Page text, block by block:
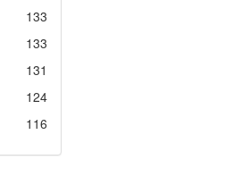
133
133
131
124
116